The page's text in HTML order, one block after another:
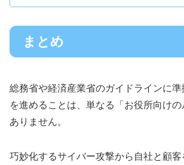
まとめ
総務省や経済産業省のガイドラインに
を進めることは、単なる「お役所向け
ありません。
巧妙化するサイバー攻撃から自社と顧